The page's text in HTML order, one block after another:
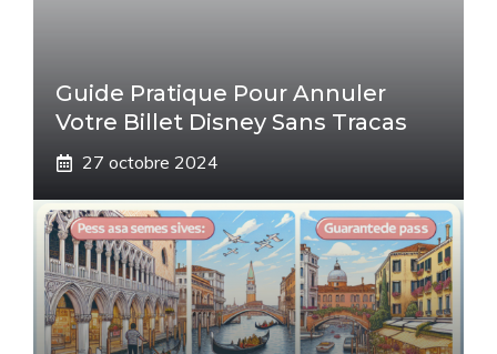
Guide Pratique Pour Annuler
Votre Billet Disney Sans Tracas
27 octobre 2024